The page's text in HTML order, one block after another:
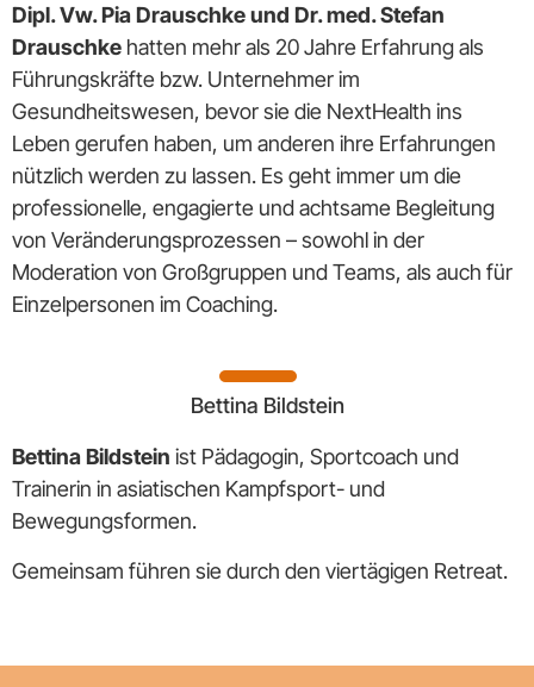
Dipl. Vw. Pia Drauschke und Dr. med. Stefan
Drauschke hatten mehr als 20 Jahre Erfahrung als
Führungskräfte bzw. Unternehmer im
Gesundheitswesen, bevor sie die NextHealth ins
Leben gerufen haben, um anderen ihre Erfahrungen
nützlich werden zu lassen. Es geht immer um die
professionelle, engagierte und achtsame Begleitung
von Veränderungsprozessen – sowohl in der
Moderation von Großgruppen und Teams, als auch für
Einzelpersonen im Coaching.
Bettina Bildstein
Bettina Bildstein ist Pädagogin, Sportcoach und
Trainerin in asiatischen Kampfsport- und
Bewegungsformen.
Gemeinsam führen sie durch den viertägigen Retreat.